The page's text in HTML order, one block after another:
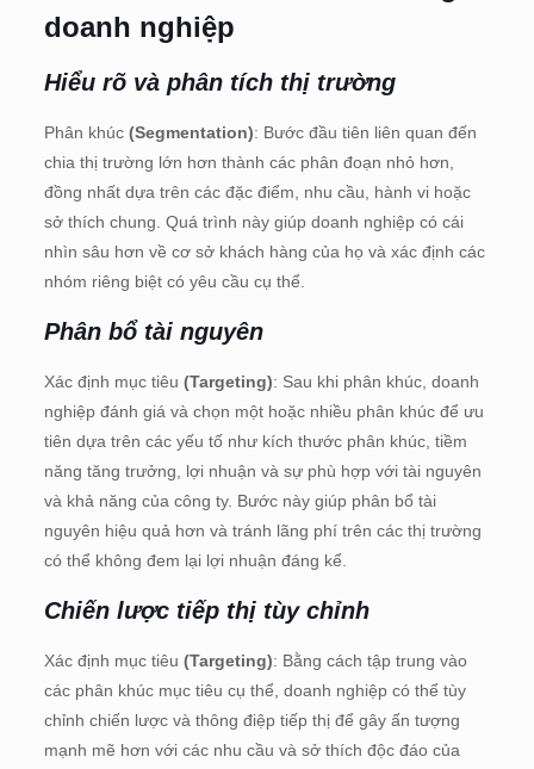
doanh nghiệp
Hiểu rõ và phân tích thị trường
Phân khúc (Segmentation): Bước đầu tiên liên quan đến
chia thị trường lớn hơn thành các phân đoạn nhỏ hơn,
đồng nhất dựa trên các đặc điểm, nhu cầu, hành vi hoặc
sở thích chung. Quá trình này giúp doanh nghiệp có cái
nhìn sâu hơn về cơ sở khách hàng của họ và xác định các
nhóm riêng biệt có yêu cầu cụ thể.
Phân bổ tài nguyên
Xác định mục tiêu (Targeting): Sau khi phân khúc, doanh
nghiệp đánh giá và chọn một hoặc nhiều phân khúc để ưu
tiên dựa trên các yếu tố như kích thước phân khúc, tiềm
năng tăng trưởng, lợi nhuận và sự phù hợp với tài nguyên
và khả năng của công ty. Bước này giúp phân bổ tài
nguyên hiệu quả hơn và tránh lãng phí trên các thị trường
có thể không đem lại lợi nhuận đáng kể.
Chiến lược tiếp thị tùy chỉnh
Xác định mục tiêu (Targeting): Bằng cách tập trung vào
các phân khúc mục tiêu cụ thể, doanh nghiệp có thể tùy
chỉnh chiến lược và thông điệp tiếp thị để gây ấn tượng
mạnh mẽ hơn với các nhu cầu và sở thích độc đáo của